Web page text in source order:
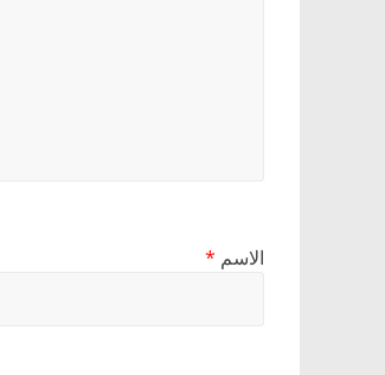
الاسم *